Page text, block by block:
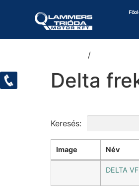
/
Delta
Keresés:
Image Név
DELTA